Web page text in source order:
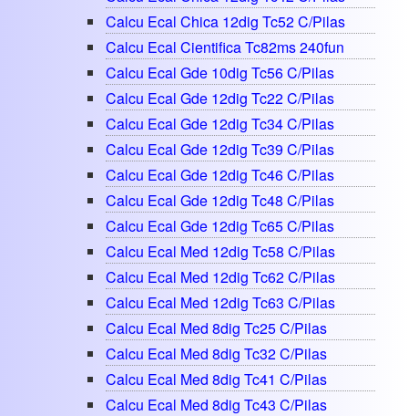
Calcu Ecal Chica 12dig Tc52 C/pilas
Calcu Ecal Cientifica Tc82ms 240fun
Calcu Ecal Gde 10dig Tc56 C/pilas
Calcu Ecal Gde 12dig Tc22 C/pilas
Calcu Ecal Gde 12dig Tc34 C/pilas
Calcu Ecal Gde 12dig Tc39 C/pilas
Calcu Ecal Gde 12dig Tc46 C/pilas
Calcu Ecal Gde 12dig Tc48 C/pilas
Calcu Ecal Gde 12dig Tc65 C/pilas
Calcu Ecal Med 12dig Tc58 C/pilas
Calcu Ecal Med 12dig Tc62 C/pilas
Calcu Ecal Med 12dig Tc63 C/pilas
Calcu Ecal Med 8dig Tc25 C/pilas
Calcu Ecal Med 8dig Tc32 C/pilas
Calcu Ecal Med 8dig Tc41 C/pilas
Calcu Ecal Med 8dig Tc43 C/pilas